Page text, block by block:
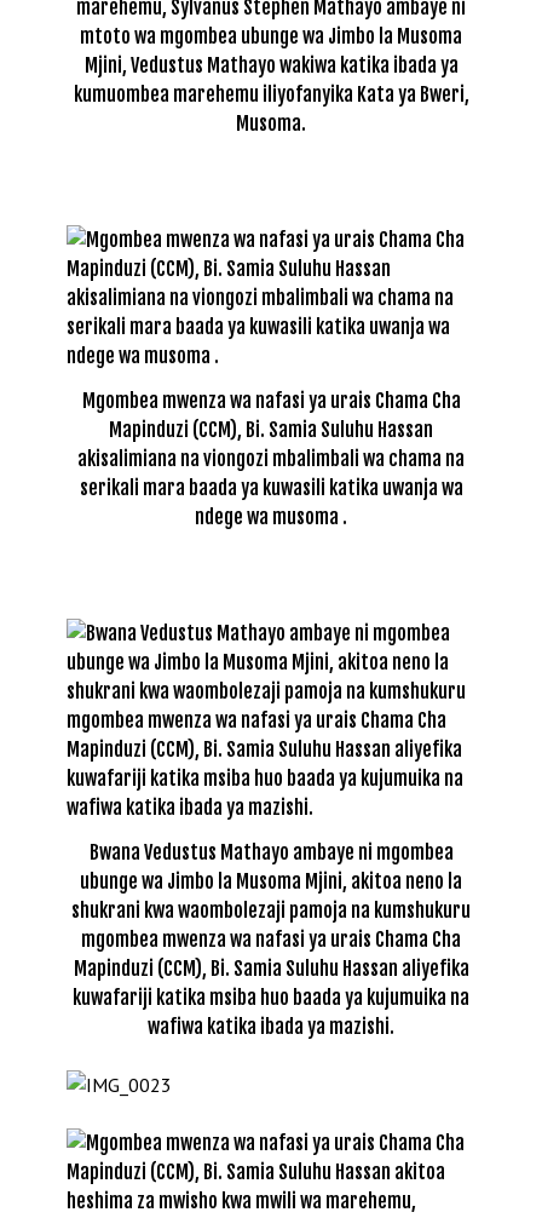
marehemu, Sylvanus Stephen Mathayo ambaye ni
mtoto wa mgombea ubunge wa Jimbo la Musoma
Mjini, Vedustus Mathayo wakiwa katika ibada ya
kumuombea marehemu iliyofanyika Kata ya Bweri,
Musoma.
Mgombea mwenza wa nafasi ya urais Chama Cha
Mapinduzi (CCM), Bi. Samia Suluhu Hassan
akisalimiana na viongozi mbalimbali wa chama na
serikali mara baada ya kuwasili katika uwanja wa
ndege wa musoma .
Bwana Vedustus Mathayo ambaye ni mgombea
ubunge wa Jimbo la Musoma Mjini, akitoa neno la
shukrani kwa waombolezaji pamoja na kumshukuru
mgombea mwenza wa nafasi ya urais Chama Cha
Mapinduzi (CCM), Bi. Samia Suluhu Hassan aliyefika
kuwafariji katika msiba huo baada ya kujumuika na
wafiwa katika ibada ya mazishi.